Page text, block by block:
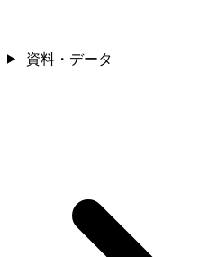
資料・データ